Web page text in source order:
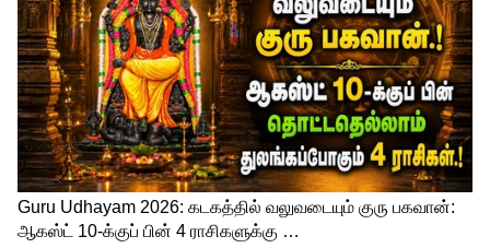
மேலும் படிக்க:ரூ 1. 80 லட்சம் சம்பளத்தில்
ONGC நிறுவனத்தில் சூப்பர் வேலை..
விண்ணப்பிக்க நாளை தான் கடைசி..
விவரம் இங்கே